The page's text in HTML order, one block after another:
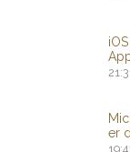
er